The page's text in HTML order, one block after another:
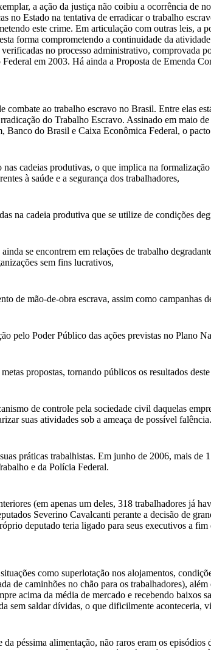
a ação da justiça não coibiu a ocorrência de
no Estado na tentativa de erradicar o trabalho
este crime. Em articulação com outras leis,
forma comprometendo a continuidade da
no processo administrativo, comprovada
em 2003. Há ainda a Proposta de Emenda
combate ao trabalho escravo no Brasil. Entre elas
do Trabalho Escravo. Assinado em maio
do Brasil e Caixa Econômica Federal, o
cadeias produtivas, o que implica na
à saúde e a segurança dos trabalhadores,
na cadeia produtiva que se utilize de condições
se encontrem em relações de trabalho
sem fins lucrativos,
de mão-de-obra escrava, assim como campanhas
pelo Poder Público das ações previstas no Plano
propostas, tornando públicos os resultados
de controle pela sociedade civil daquelas
suas atividades sob a ameaça de possível falência.
práticas trabalhistas. Em junho de 2006, mais
e da Polícia Federal.
(em apenas um deles, 318 trabalhadores já
Severino Cavalcanti perante a decisão de
deputado teria ligado para seus executivos a
como superlotação nos alojamentos,
de caminhões no chão para os trabalhadores),
acima da média de mercado e recebendo baixos
sem saldar dívidas, o que dificilmente aconteceria,
péssima alimentação, não raros eram os